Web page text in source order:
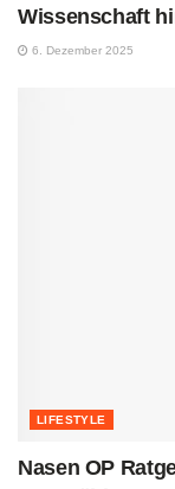
Wissenschaft
6. Dezember 2025
LIFESTYLE
Nasen OP